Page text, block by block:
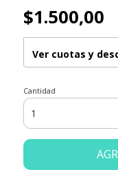
$1.500,00
Ver cuotas y
Cantidad